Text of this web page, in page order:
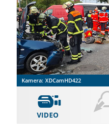
Kamera: XDCamHD422
VIDEO